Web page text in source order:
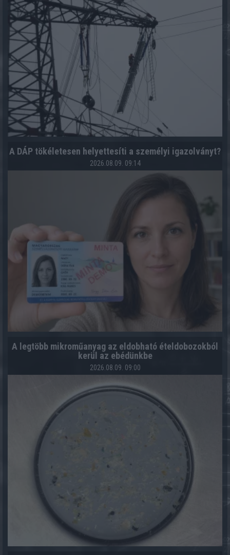
A DÁP tökéletesen helyettesíti a személyi igazolványt?
2026.08.09. 09:14
A legtöbb mikroműanyag az eldobható ételdobozokból
kerül az ebédünkbe
2026.08.09. 09:00